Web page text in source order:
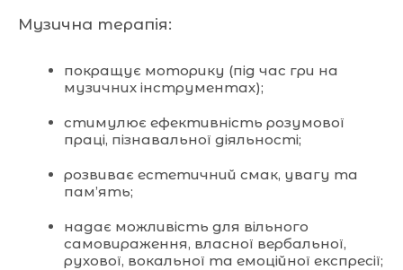
Музична терапія:
покращує моторику (під час гри на
музичних інструментах);
стимулює ефективність розумової
праці, пізнавальної діяльності;
розвиває естетичний смак, увагу та
пам’ять;
надає можливість для вільного
самовираження, власної вербальної,
рухової, вокальної та емоційної експресії;